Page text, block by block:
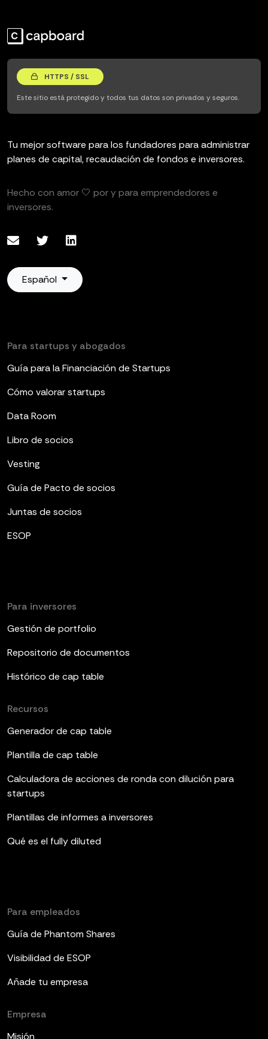
HTTPS / SSL
Este sitio está protegido y todos tus datos son privados y seguros.
Tu mejor software para los fundadores para administrar
planes de capital, recaudación de fondos e inversores.
Hecho con amor 🤍 por y para emprendedores e
inversores.
Español
Para startups y abogados
Guía para la Financiación de Startups
Cómo valorar startups
Data Room
Libro de socios
Vesting
Guía de Pacto de socios
Juntas de socios
ESOP
Para inversores
Gestión de portfolio
Repositorio de documentos
Histórico de cap table
Recursos
Generador de cap table
Plantilla de cap table
Calculadora de acciones de ronda con dilución para
startups
Plantillas de informes a inversores
Qué es el fully diluted
Para empleados
Guía de Phantom Shares
Visibilidad de ESOP
Añade tu empresa
Empresa
Misión